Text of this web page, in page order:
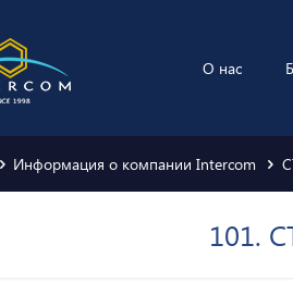
О нас
Информация о компании Intercom
101.